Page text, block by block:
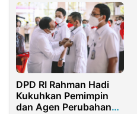
DPD RI Rahman Hadi
Kukuhkan Pemimpin
dan Agen Perubahan